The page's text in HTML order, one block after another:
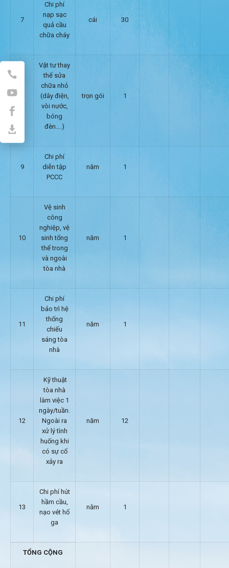
7
Chi phí
nạp sạc
quả cầu
chữa cháy
cái 30
Vật tư thay
thế sửa
chữa nhỏ
(dây điện,
vòi nước,
bóng
đèn….)
trọn gói 1
9
Chi phí
diễn tập
PCCC
năm 1
10
Vệ sinh
công
nghiệp, vệ
sinh tổng
thể trong
và ngoài
tòa nhà
năm 1
11
Chi phí
bảo trì hệ
thống
chiếu
sáng tòa
nhà
năm 1
12
Kỹ thuật
tòa nhà
làm việc 1
ngày/tuần.
Ngoài ra
xử lý tình
huống khi
có sự cố
xảy ra
năm 12
13
Chi phí hút
hầm cầu,
nạo vét hố
ga
năm 1
TỔNG CỘNG